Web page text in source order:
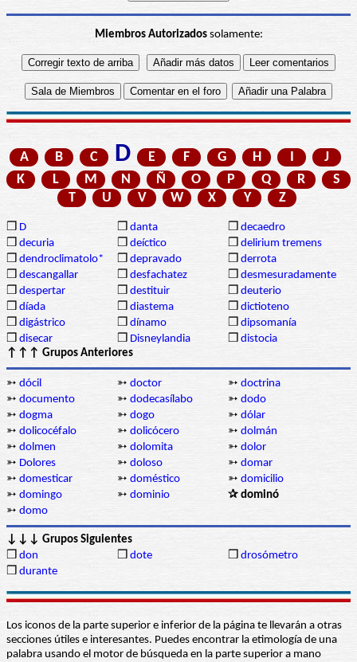
Miembros Autorizadossolamente:
A B C D E F G H I
J
K
L M N Ñ O P Q R
S
T
U V W X Y Z
❒ D ❒ danta ❒ decaedro
❒ decuria ❒ deíctico ❒ delirium tremens
❒ dendroclimatolo* ❒ depravado ❒ derrota
❒ descangallar ❒ desfachatez ❒ desmesuradamente
❒ despertar ❒ destituir ❒ deuterio
❒ díada ❒ diastema ❒ dictioteno
❒ digástrico ❒ dínamo ❒ dipsomanía
❒ disecar ❒ Disneylandia ❒ distocia
↑↑↑ Grupos Anteriores
➳ dócil ➳ doctor ➳ doctrina
➳ documento ➳ dodecasílabo ➳ dodo
➳ dogma ➳ dogo ➳ dólar
➳ dolicocéfalo ➳ dolicócero ➳ dolmán
➳ dolmen ➳ dolomita ➳ dolor
➳ Dolores ➳ doloso ➳ domar
➳ domesticar ➳ doméstico ➳ domicilio
➳ domingo ➳ dominio
✰ dominó
➳ domo
↓↓↓ Grupos Siguientes
❒ don ❒ dote ❒ drosómetro
❒ durante
Los iconos de la parte superior e inferior de la página te llevarán a otras
secciones útiles e interesantes. Puedes encontrar la etimología de una
palabra usando el motor de búsqueda en la parte superior a mano